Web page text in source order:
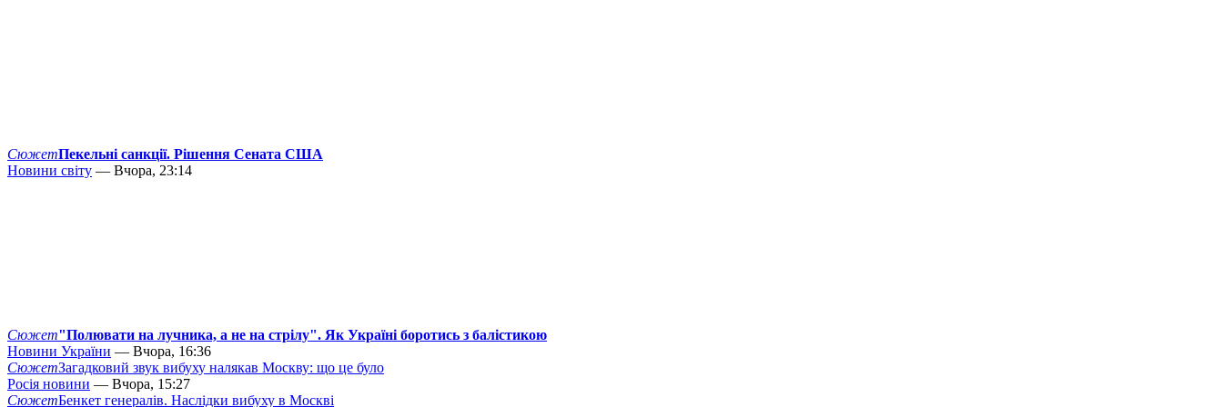
СюжетПекельні санкції. Рішення Сената США
Новини світу — Вчора, 23:14
Сюжет"Полювати на лучника, а не на стрілу". Як Україні боротись з балістикою
Новини України — Вчора, 16:36
СюжетЗагадковий звук вибуху налякав Москву: що це було
Росія новини — Вчора, 15:27
СюжетБенкет генералів. Наслідки вибуху в Москві